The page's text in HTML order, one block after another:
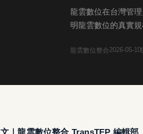
龍雲數位在台灣管
明龍雲數位的真實規
龍雲數位整合2026-05-10